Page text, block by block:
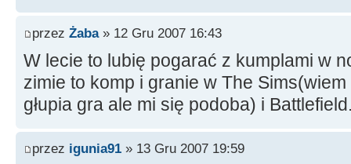
przez Żaba» 12 Gru 2007 16:43
W lecie to lubię pogarać z kumplami w
zimie to komp i granie w The
głupia gra ale mi się podoba) i
przez igunia91 » 13 Gru 2007 19:59